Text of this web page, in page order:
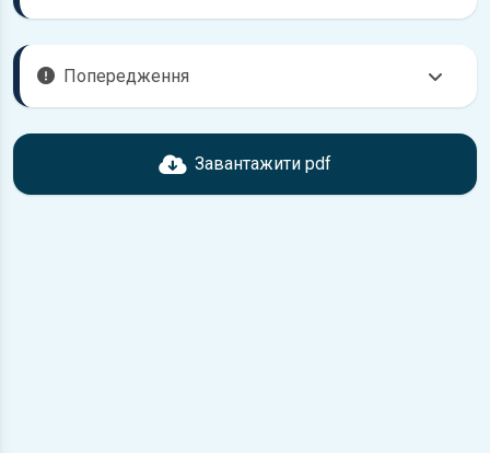
Попередження
Перед завантаженням ознайомтесь з характеристиками
Ford Maverick, що надані в книзі. Можливі розбіжності,
Завантажити pdf